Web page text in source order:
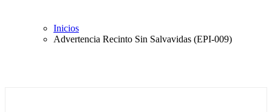
Inicios
Advertencia Recinto Sin Salvavidas (EPI-009)